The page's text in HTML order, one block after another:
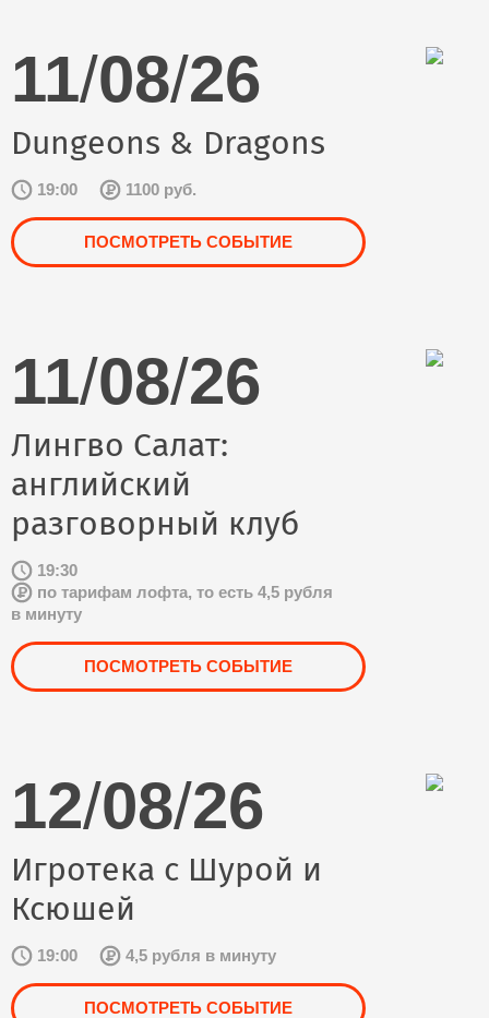
11/08/26
Dungeons & Dragons
19:00 1100 руб.
ПОСМОТРЕТЬ СОБЫТИЕ
11/08/26
Лингво Салат:
английский
разговорный клуб
19:30
по тарифам лофта, то есть 4,5 рубля
в минуту
ПОСМОТРЕТЬ СОБЫТИЕ
12/08/26
Игротека с Шурой и
Ксюшей
19:00 4,5 рубля в минуту
ПОСМОТРЕТЬ СОБЫТИЕ